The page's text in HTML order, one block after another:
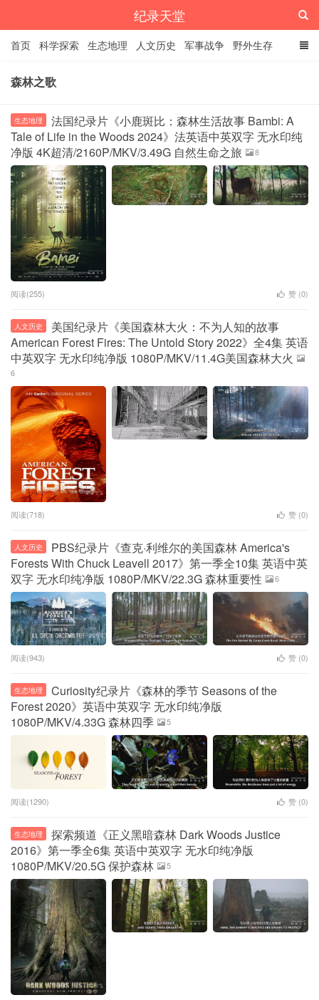
纪录天堂
首页 科学探索 生态地理 人文历史 军事战争 野外生存
经典纪录
森林之歌
生态地理
法国纪录片《小鹿斑比：森林生活故事 Bambi: A
Tale of Life in the Woods 2024》法英语中英双字 无水印纯
净版 4K超清/2160P/MKV/3.49G 自然生命之旅
8
阅读(255) 赞 (0)
人文历史
美国纪录片《美国森林大火：不为人知的故事
American Forest Fires: The Untold Story 2022》全4集 英语
中英双字 无水印纯净版 1080P/MKV/11.4G美国森林大火
6
阅读(718) 赞 (0)
人文历史
PBS纪录片《查克·利维尔的美国森林 America's
Forests With Chuck Leavell 2017》第一季全10集 英语中英
双字 无水印纯净版 1080P/MKV/22.3G 森林重要性
6
阅读(943) 赞 (0)
生态地理
Curiosity纪录片《森林的季节 Seasons of the
Forest 2020》英语中英双字 无水印纯净版
1080P/MKV/4.33G 森林四季
5
阅读(1290) 赞 (0)
生态地理
探索频道《正义黑暗森林 Dark Woods Justice
2016》第一季全6集 英语中英双字 无水印纯净版
1080P/MKV/20.5G 保护森林
5